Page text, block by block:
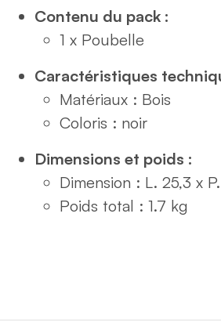
Contenu du pack :
1 x Poubelle
Caractéristiques
Matériaux : Bois
Coloris : noir
Dimensions et poids :
Dimension : L. 25,3 x
Poids total : 1.7 kg